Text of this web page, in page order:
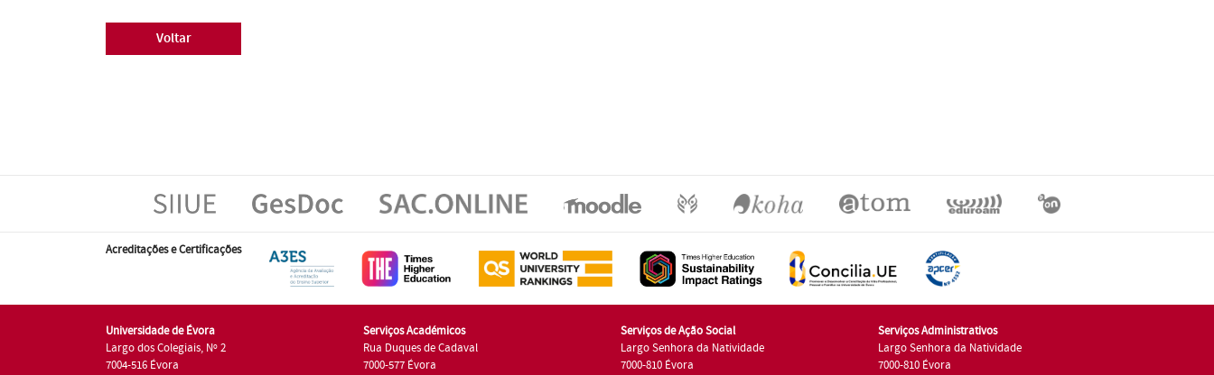
Voltar
Acreditações e Certificações
Universidade de Évora
Largo dos Colegiais, Nº 2
7004-516 Évora
Serviços Académicos
Rua Duques de Cadaval
7000-577 Évora
Serviços de Ação Social
Largo Senhora da Natividade
7000-810 Évora
Serviços Administrativos
Largo Senhora da Natividade
7000-810 Évora